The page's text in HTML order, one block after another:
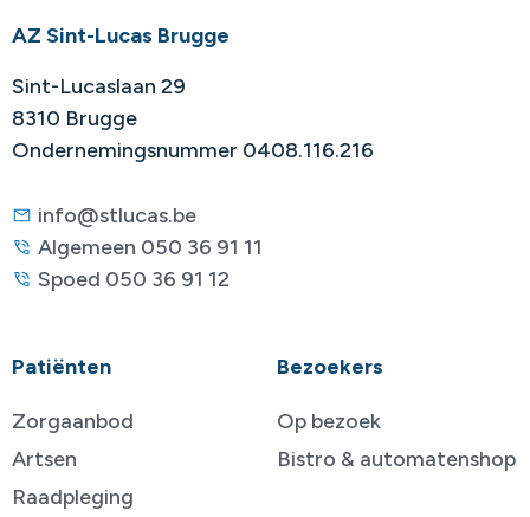
AZ Sint-Lucas Brugge
Sint-Lucaslaan 29
8310 Brugge
Ondernemingsnummer 0408.116.216
info@stlucas.be
Algemeen 050 36 91 11
Spoed 050 36 91 12
Patiënten
Zorgaanbod
Artsen
Raadpleging
Bezoekers
Op bezoek
Bistro & automatenshop